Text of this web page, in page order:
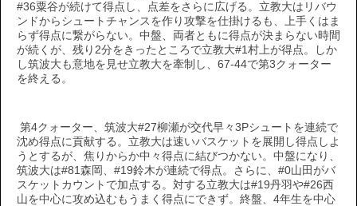
#36粟谷が続けて得点し、点差をさらに広げる。立教大はリバウ
ンドからシュートチャンスを作り攻撃を仕掛けるも、上手くはま
らず得点に繋がらない。中盤、両者ともに得点が決まらない時間
が続くが、残り2分をきったところで立教大#1村上が得点。しか
し筑波大も意地を見せ立教大を牽制し、67-44で第3クォーター
を終える。
第4クォーター、筑波大#27柳瀬が交代早々3Pシュートを連続で
沈め得点に貢献する。立教大は速いバスケットを展開し得点しよ
うとするが、焦りからか中々得点に結びつかない。中盤になり、
筑波大は#81森岡、#19鈴木が連続で得点。さらに、#0山田がバ
スケットカウントで加点する。対する立教大は#19丹羽や#26西
山を中心に攻め込むもうまく得点にできず。終盤、4年生を中心